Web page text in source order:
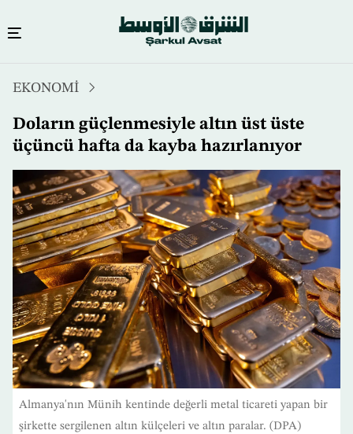
atla
EKONOMİ
Doların güçlenmesiyle altın üst üste
üçüncü hafta da kayba hazırlanıyor
Almanya'nın Münih kentinde değerli metal ticareti yapan bir
şirkette sergilenen altın külçeleri ve altın paralar. (DPA)